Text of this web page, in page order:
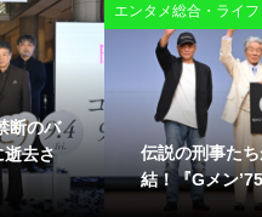
断のバ
去さ
エンタメ総合・ライフ
伝説の刑事た
結！『Gメン